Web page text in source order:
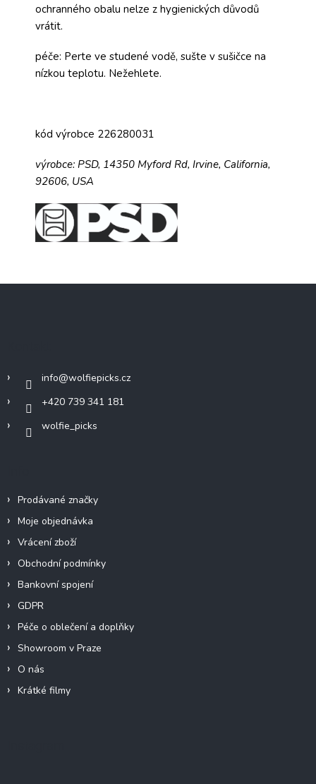
ochranného obalu nelze z hygienických důvodů
vrátit.
péče: Perte ve studené vodě, sušte v sušičce na
nízkou teplotu. Nežehlete.
kód výrobce 226280031
výrobce: PSD, 14350 Myford Rd, Irvine, California,
92606, USA
info@wolfiepicks.cz
+420 739 341 181
wolfie_picks
Prodávané značky
Moje objednávka
Vrácení zboží
Obchodní podmínky
Bankovní spojení
GDPR
Péče o oblečení a doplňky
Showroom v Praze
O nás
Krátké filmy